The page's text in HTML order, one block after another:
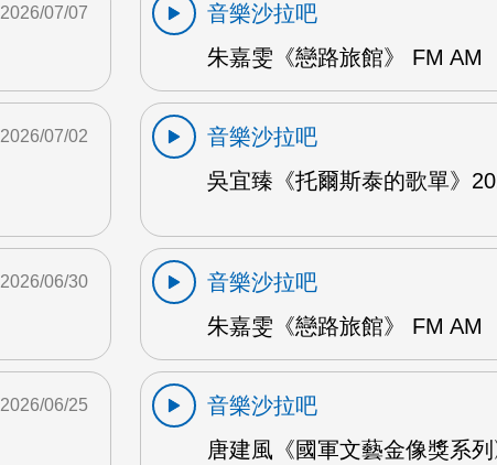
2026/07/07
音樂沙拉吧
朱嘉雯《戀路旅館》 FM AM
2026/07/02
音樂沙拉吧
吳宜臻《托爾斯泰的歌單》
2026/06/30
音樂沙拉吧
朱嘉雯《戀路旅館》 FM AM
2026/06/25
音樂沙拉吧
唐建風《國軍文藝金像獎系